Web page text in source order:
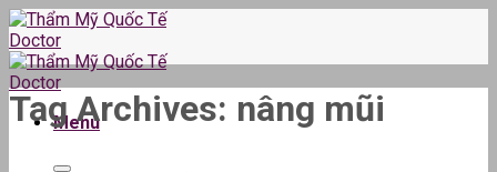
Skip
to
content
Menu
Tag Archives: nâng mũi